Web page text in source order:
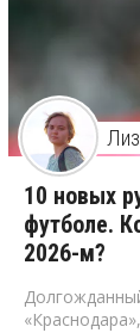
10 новых
футболе.
2026-м?